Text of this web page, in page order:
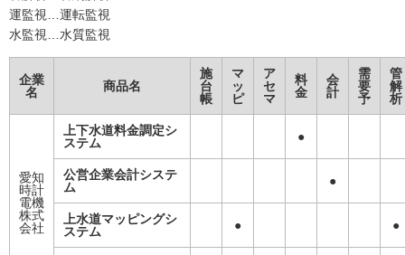
運監視…運転監視
水監視…水質監視
企業
名
商品名
施
台
帳
マ
ッ
ピ
ア
セ
マ
料
金
会
計
需
要
予
管
解
析
愛知
時計
電機
株式
会社
上下水道料金調定シ
ステム
●
公営企業会計システ
ム
●
上水道マッピングシ
ステム
● ●